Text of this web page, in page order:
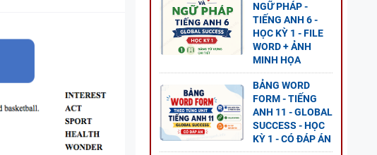
TỪNG
- CÓ ĐÁP ÁN
NGỮ PHÁP -
TIẾNG ANH 6 -
HỌC KỲ 1 - FILE
WORD + ẢNH
MINH HỌA
BẢNG WORD
FORM - TIẾNG
ANH 11 - GLOBAL
SUCCESS - HỌC
KỲ 1 - CÓ ĐÁP ÁN